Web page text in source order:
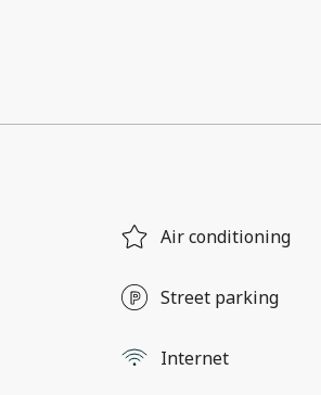
Air conditioning
Street parking
Internet